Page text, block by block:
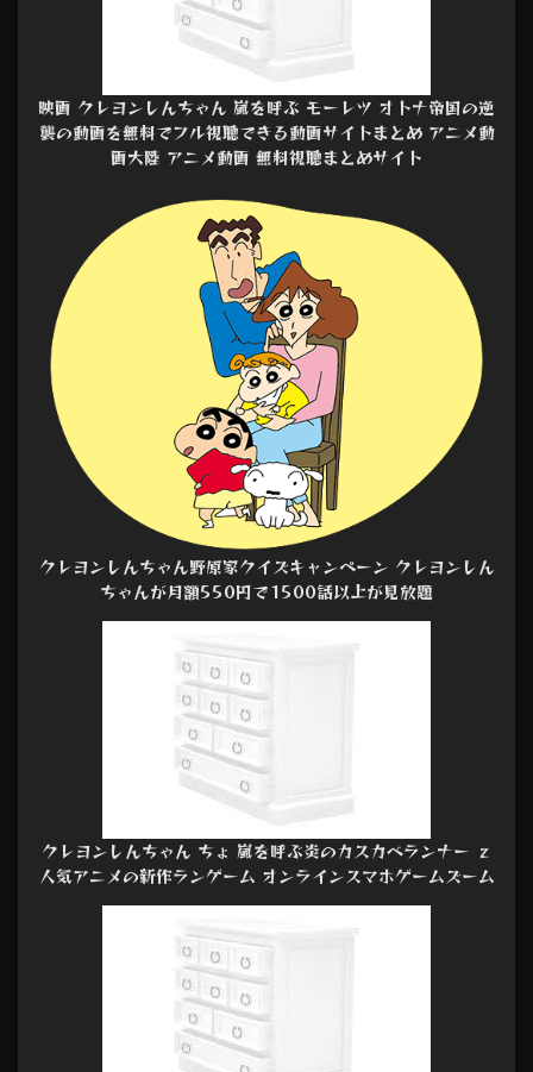
映画 クレヨンしんちゃん 嵐を呼ぶ モーレツ オトナ帝国の逆
襲の動画を無料でフル視聴できる動画サイトまとめ アニメ動
画大陸 アニメ動画 無料視聴まとめサイト
クレヨンしんちゃん野原家クイズキャンペーン クレヨンしん
ちゃんが月額550円で1500話以上が見放題
クレヨンしんちゃん ちょ 嵐を呼ぶ炎のカスカベランナー ｚ
人気アニメの新作ランゲーム オンラインスマホゲームズーム